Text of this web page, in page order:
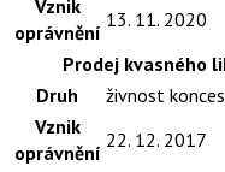
Vznik
oprávnění
13. 11. 2020
Prodej kvasného
Druh
živnost
Vznik
oprávnění
22. 12. 2017